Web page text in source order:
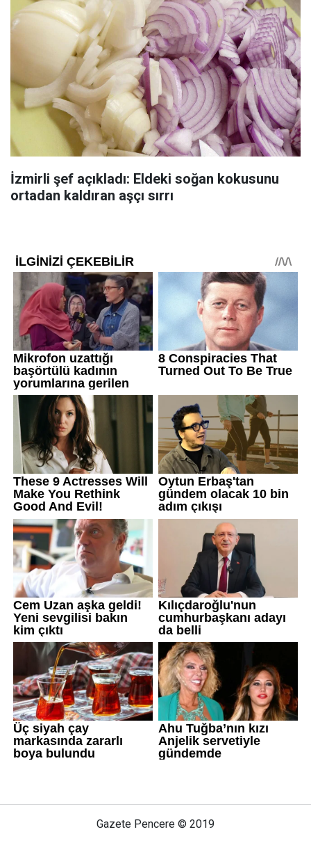
İzmirli şef açıkladı: Eldeki soğan kokusunu
ortadan kaldıran aşçı sırrı
Gazete Pencere © 2019